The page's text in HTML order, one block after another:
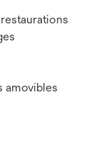
amovibles